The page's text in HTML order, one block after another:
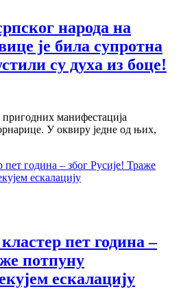
народа на
је била супротна
су духа из боце!
пригодних манифестација
У оквиру једне од њих,
пет година –
потпуну
ескалацију